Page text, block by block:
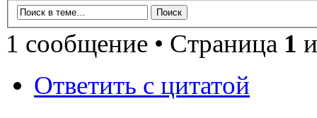
1 сообщение • Страница 1
Ответить с цитатой